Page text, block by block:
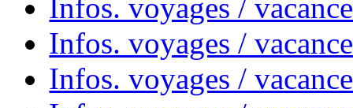
Infos. voyages /
Infos. voyages /
Infos. voyages /